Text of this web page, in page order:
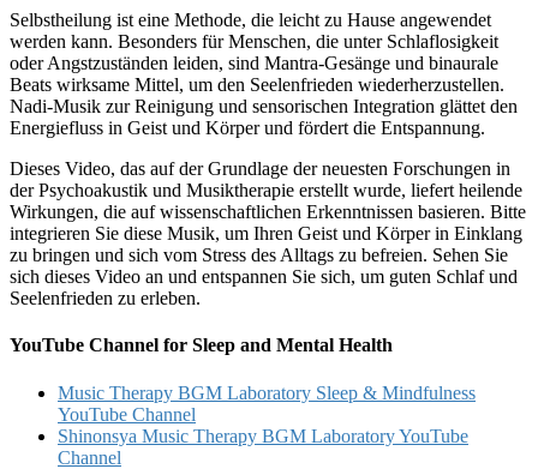
Selbstheilung ist eine Methode, die leicht zu Hause angewendet
werden kann. Besonders für Menschen, die unter Schlaflosigkeit
oder Angstzuständen leiden, sind Mantra-Gesänge und binaurale
Beats wirksame Mittel, um den Seelenfrieden wiederherzustellen.
Nadi-Musik zur Reinigung und sensorischen Integration glättet den
Energiefluss in Geist und Körper und fördert die Entspannung.
Dieses Video, das auf der Grundlage der neuesten Forschungen in
der Psychoakustik und Musiktherapie erstellt wurde, liefert heilende
Wirkungen, die auf wissenschaftlichen Erkenntnissen basieren. Bitte
integrieren Sie diese Musik, um Ihren Geist und Körper in Einklang
zu bringen und sich vom Stress des Alltags zu befreien. Sehen Sie
sich dieses Video an und entspannen Sie sich, um guten Schlaf und
Seelenfrieden zu erleben.
YouTube Channel for Sleep and Mental Health
Music Therapy BGM Laboratory Sleep & Mindfulness
YouTube Channel
Shinonsya Music Therapy BGM Laboratory YouTube
Channel